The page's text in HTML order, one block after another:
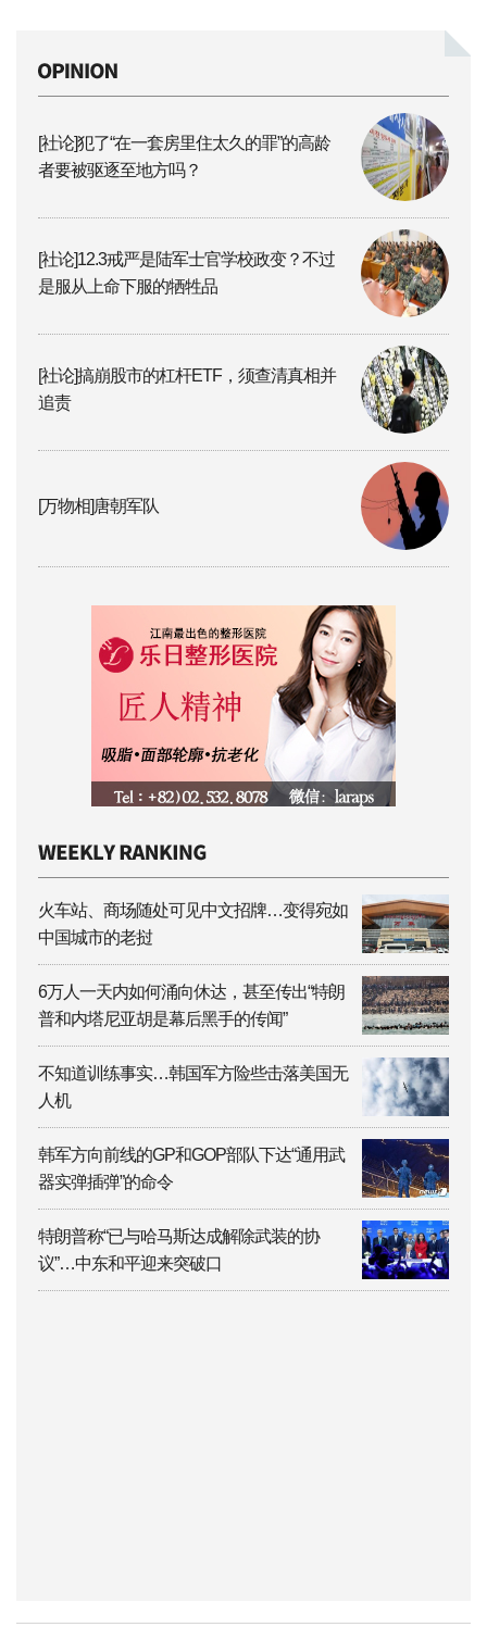
[社论]犯了“在一套房里住太久的罪”的高龄
者要被驱逐至地方吗？
[社论]12.3戒严是陆军士官学校政变？不过
是服从上命下服的牺牲品
[社论]搞崩股市的杠杆ETF，须查清真相并
追责
[万物相]唐朝军队
火车站、商场随处可见中文招牌…变得宛如
中国城市的老挝
6万人一天内如何涌向休达，甚至传出“特朗
普和内塔尼亚胡是幕后黑手的传闻”
不知道训练事实…韩国军方险些击落美国无
人机
韩军方向前线的GP和GOP部队下达“通用武
器实弹插弹”的命令
特朗普称“已与哈马斯达成解除武装的协
议”…中东和平迎来突破口